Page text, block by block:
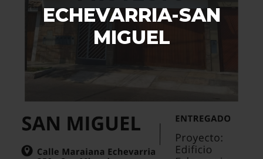
ECHEVARRIA-SAN
MIGUEL